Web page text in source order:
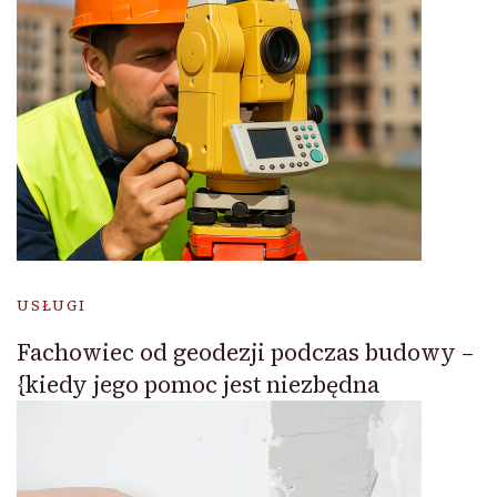
USŁUGI
Fachowiec od geodezji podczas budowy –
{kiedy jego pomoc jest niezbędna